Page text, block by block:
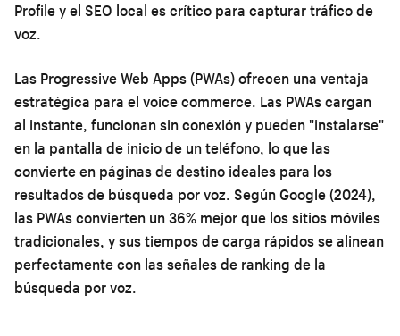
Profile y el SEO local es crítico para capturar tráfico de
voz.
Las Progressive Web Apps (PWAs) ofrecen una ventaja
estratégica para el voice commerce. Las PWAs cargan
al instante, funcionan sin conexión y pueden "instalarse"
en la pantalla de inicio de un teléfono, lo que las
convierte en páginas de destino ideales para los
resultados de búsqueda por voz. Según Google (2024),
las PWAs convierten un 36% mejor que los sitios móviles
tradicionales, y sus tiempos de carga rápidos se alinean
perfectamente con las señales de ranking de la
búsqueda por voz.